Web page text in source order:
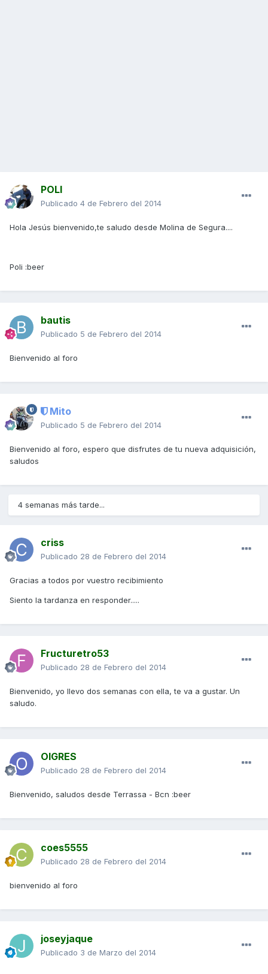
POLI
Publicado 4 de Febrero del 2014
Hola Jesús bienvenido,te saludo desde Molina de Segura....
Poli :beer
bautis
Publicado 5 de Febrero del 2014
Bienvenido al foro
Mito
Publicado 5 de Febrero del 2014
Bienvenido al foro, espero que disfrutes de tu nueva adquisición,
saludos
4 semanas más tarde...
criss
Publicado 28 de Febrero del 2014
Gracias a todos por vuestro recibimiento
Siento la tardanza en responder.....
Fructuretro53
Publicado 28 de Febrero del 2014
Bienvenido, yo llevo dos semanas con ella, te va a gustar. Un
saludo.
OIGRES
Publicado 28 de Febrero del 2014
Bienvenido, saludos desde Terrassa - Bcn :beer
coes5555
Publicado 28 de Febrero del 2014
bienvenido al foro
joseyjaque
Publicado 3 de Marzo del 2014